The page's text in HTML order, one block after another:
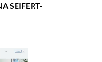
SEIFERT-